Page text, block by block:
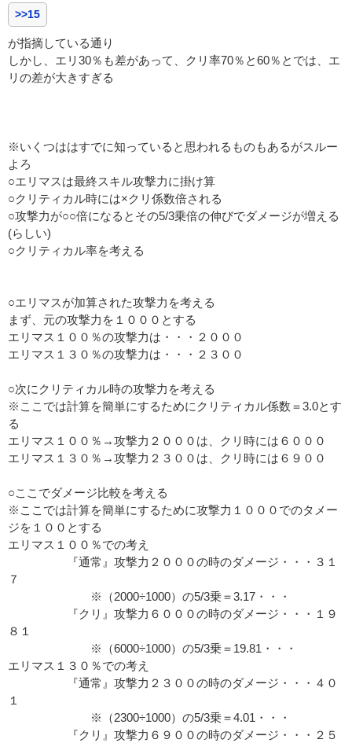
>>15
が指摘している通り
しかし、エリ30％も差があって、クリ率70％と60％とでは、エ
リの差が大きすぎる
※いくつははすでに知っていると思われるものもあるがスルー
よろ
○エリマスは最終スキル攻撃力に掛け算
○クリティカル時には×クリ係数倍される
○攻撃力が○○倍になるとその5/3乗倍の伸びでダメージが増える
(らしい)
○クリティカル率を考える
○エリマスが加算された攻撃力を考える
まず、元の攻撃力を１０００とする
エリマス１００％の攻撃力は・・・２０００
エリマス１３０％の攻撃力は・・・２３００
○次にクリティカル時の攻撃力を考える
※ここでは計算を簡単にするためにクリティカル係数＝3.0とす
る
エリマス１００％→攻撃力２０００は、クリ時には６０００
エリマス１３０％→攻撃力２３００は、クリ時には６９００
○ここでダメージ比較を考える
※ここでは計算を簡単にするために攻撃力１０００でのタメー
ジを１００とする
エリマス１００％での考え
『通常』攻撃力２０００の時のダメージ・・・３１
７
※（2000÷1000）の5/3乗＝3.17・・・
『クリ』攻撃力６０００の時のダメージ・・・１９
８１
※（6000÷1000）の5/3乗＝19.81・・・
エリマス１３０％での考え
『通常』攻撃力２３００の時のダメージ・・・４０
１
※（2300÷1000）の5/3乗＝4.01・・・
『クリ』攻撃力６９００の時のダメージ・・・２５